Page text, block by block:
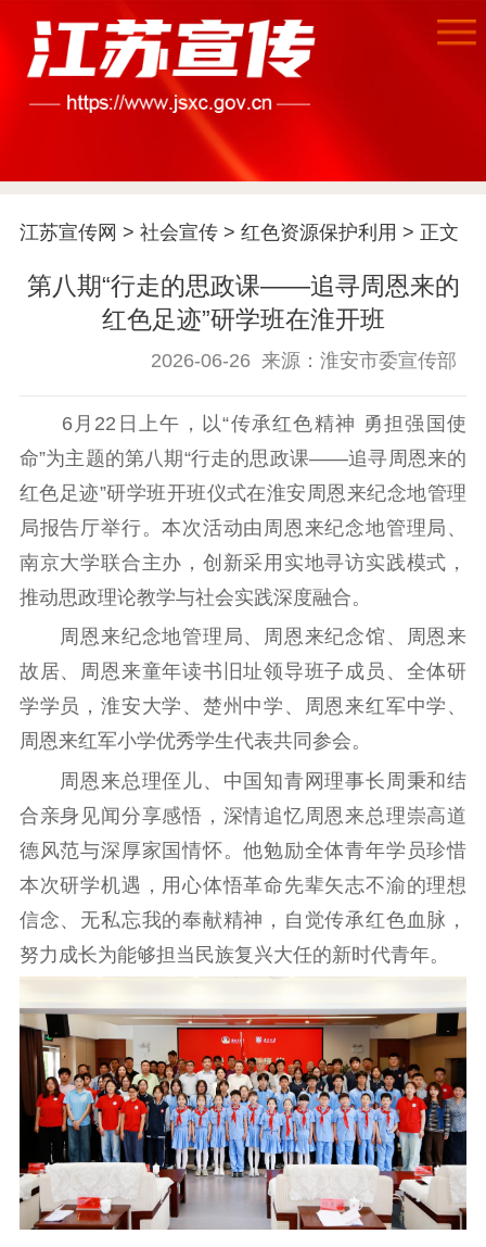
江苏要闻
公示公告
告
政策法规
工作动态
理论武装
理论学习 宣传宣讲 研究阐释
哲学社科
江苏文脉
资料下载
新闻宣传
主题宣传 对外宣传
新闻发布
记者之家
品牌栏目
文化文艺
精品生产 文化惠民
文化传承
文化交流
体制改革
文化产业
紫金文化艺术节
品牌活动 紫艺舞台
江苏宣传网 > 社会宣传> 红色资源保护利用 > 正文
第八期“行走的思政课——追寻周恩来的
红色足迹”研学班在淮开班
2026-06-26 来源：淮安市委宣传部
6月22日上午，以“传承红色精神 勇担强国使
命”为主题的第八期“行走的思政课——追寻周恩来的
红色足迹”研学班开班仪式在淮安周恩来纪念地管理
局报告厅举行。本次活动由周恩来纪念地管理局、
南京大学联合主办，创新采用实地寻访实践模式，
推动思政理论教学与社会实践深度融合。
周恩来纪念地管理局、周恩来纪念馆、周恩来
故居、周恩来童年读书旧址领导班子成员、全体研
学学员，淮安大学、楚州中学、周恩来红军中学、
周恩来红军小学优秀学生代表共同参会。
周恩来总理侄儿、中国知青网理事长周秉和结
合亲身见闻分享感悟，深情追忆周恩来总理崇高道
德风范与深厚家国情怀。他勉励全体青年学员珍惜
本次研学机遇，用心体悟革命先辈矢志不渝的理想
信念、无私忘我的奉献精神，自觉传承红色血脉，
努力成长为能够担当民族复兴大任的新时代青年。